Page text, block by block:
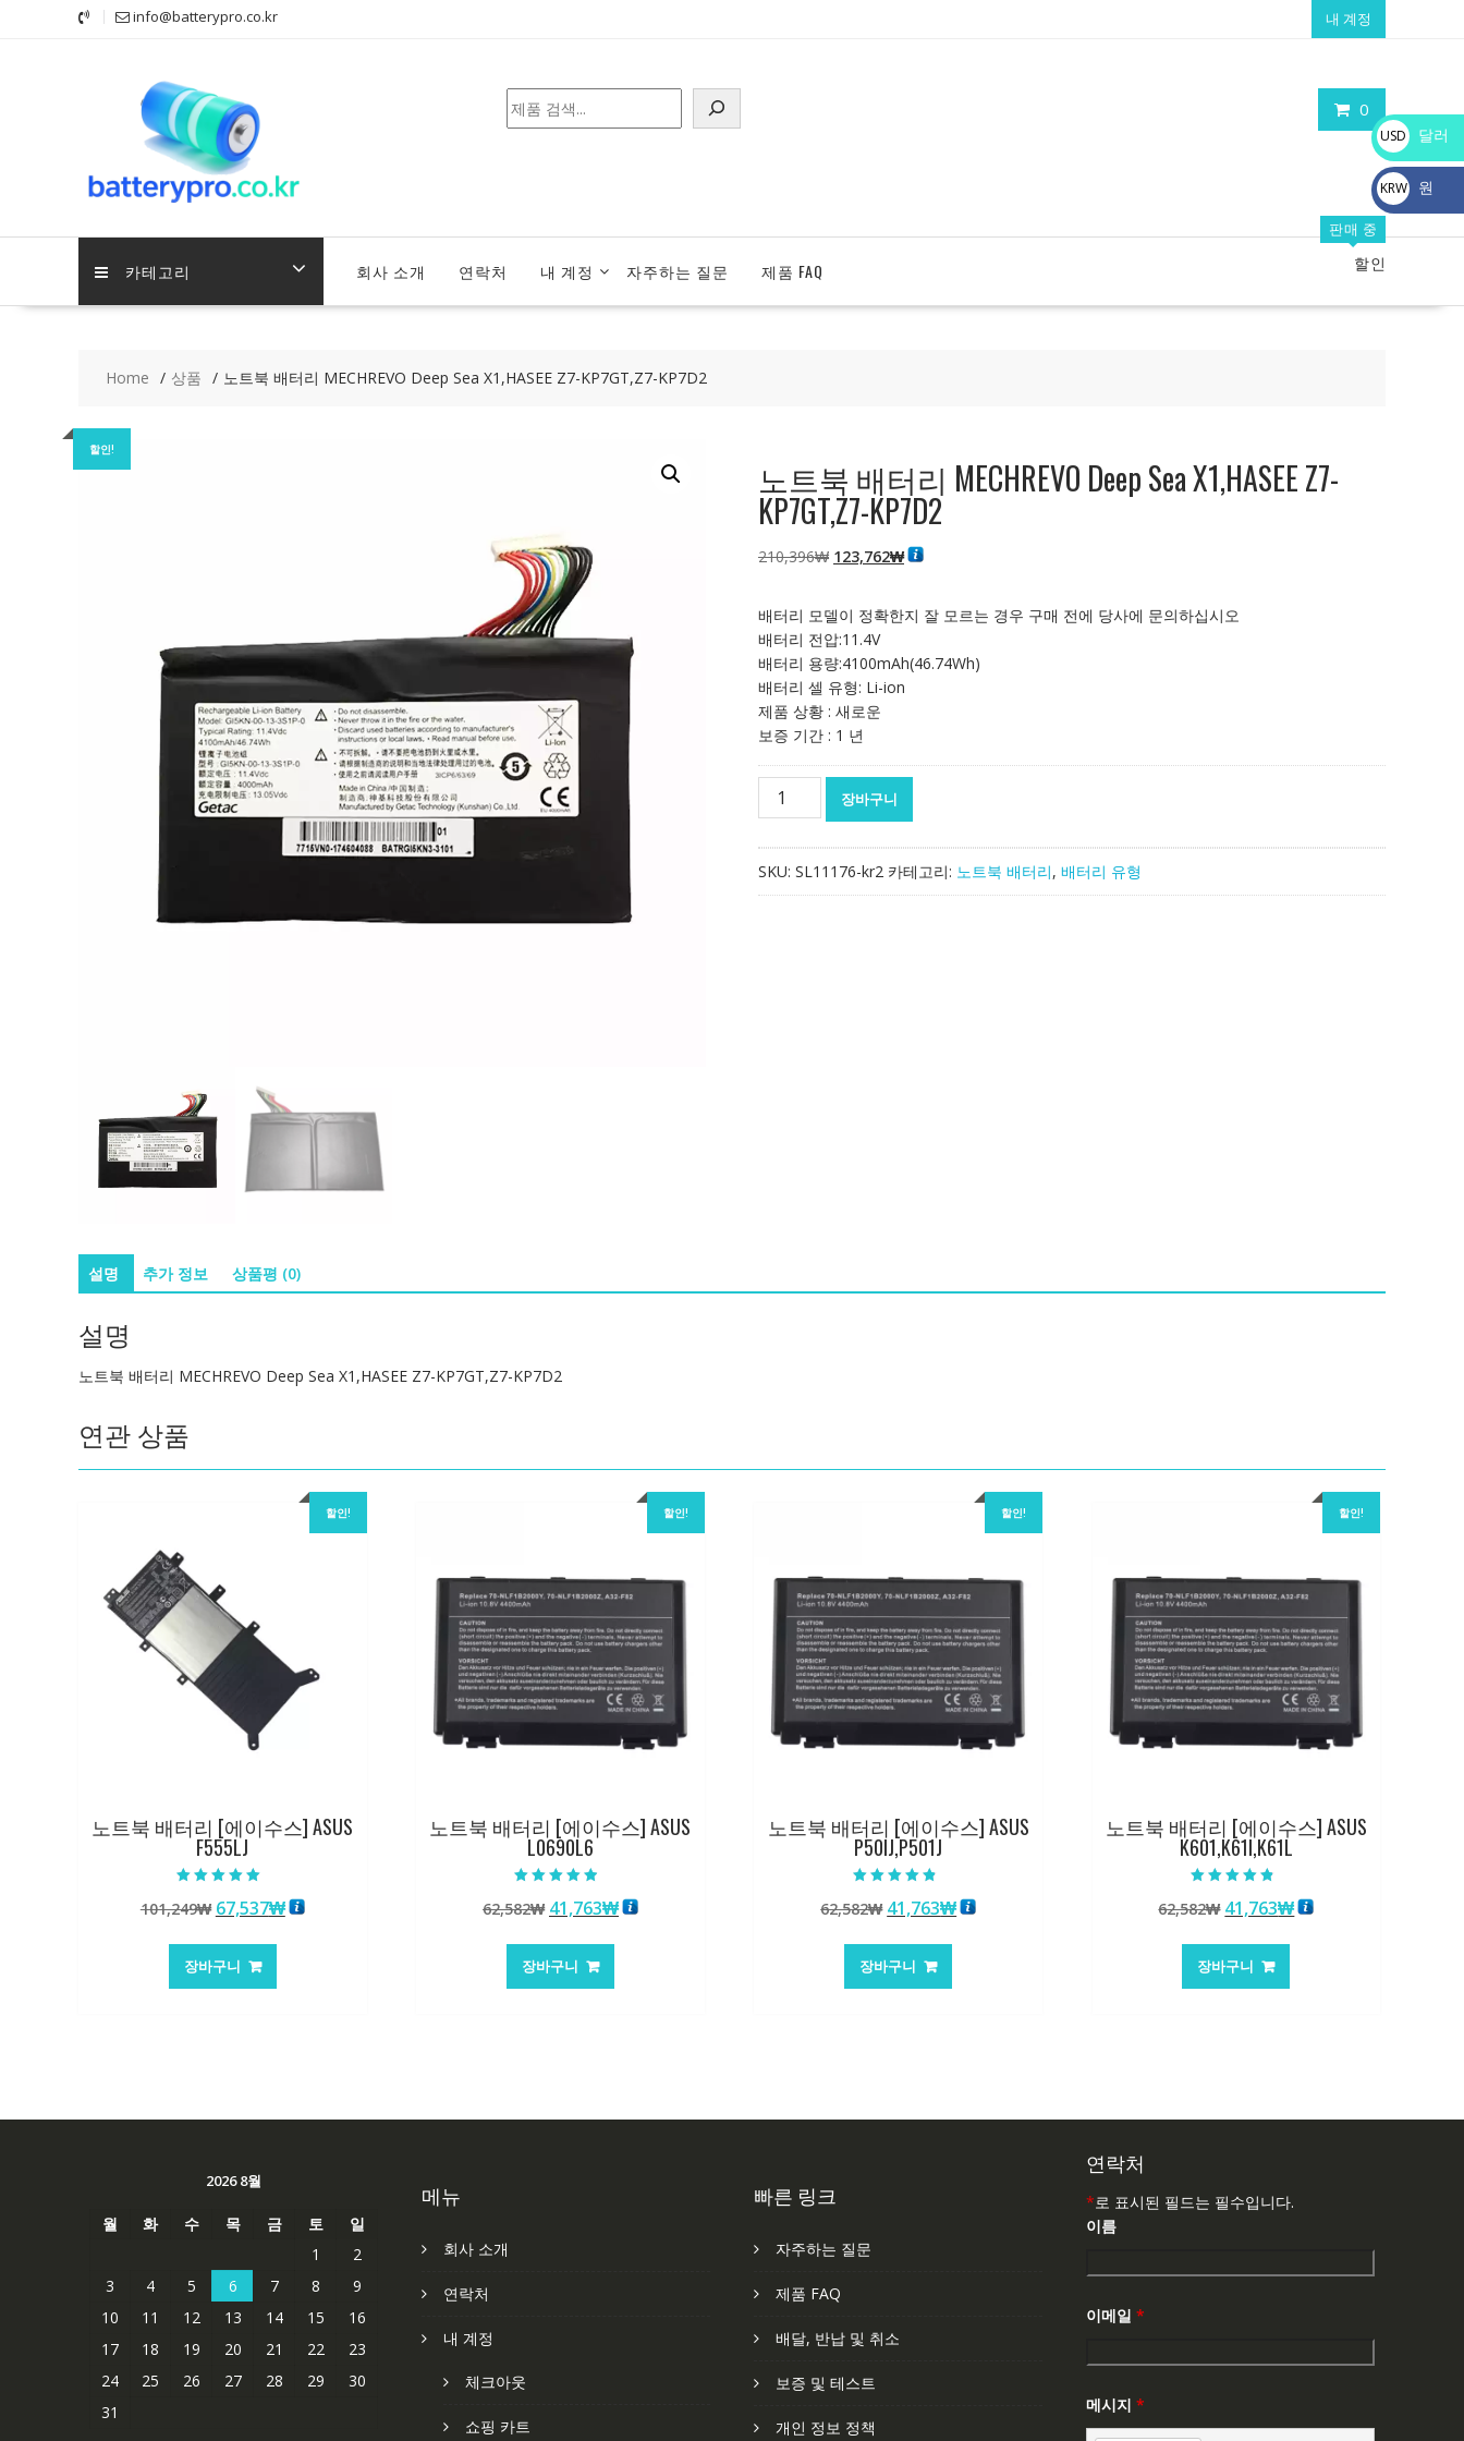
info@batterypro.co.kr 내 계정
0
검
색
카테고리 회사 소개 연락처 내 계정 자주하는 질문 제품 FAQ
판매 중
할인
Home 상품 노트북 배터리 MECHREVO Deep Sea X1,HASEE Z7-KP7GT,Z7-KP7D2
할인!
노트북 배터리 MECHREVO Deep Sea X1,HASEE Z7-
KP7GT,Z7-KP7D2
210,396₩ 원
격:
210,396₩
123,762₩현
격:
배터리 모델이 정확한지 잘 모르는 경우 구매 전에 당사에 문의하십시오
배터리 전압:11.4V
배터리 용량:4100mAh(46.74Wh)
배터리 셀 유형: Li-ion
제품 상황 : 새로운
보증 기간 : 1 년
터
장바구니
SKU: SL11176-kr2 카테고리: 노트북 배터리, 배터리 유형
설명 추가 정보 상품평 (0)
설명
노트북 배터리 MECHREVO Deep Sea X1,HASEE Z7-KP7GT,Z7-KP7D2
연관 상품
할인!
노트북 배터리 [에이수스] ASUS
F555LJ
5.00
로 평가됨
101,249₩ 원
가
격:
67,537₩현
장바구니
할인!
노트북 배터리 [에이수스] ASUS
L0690L6
4.50
로 평가됨
62,582₩ 원
가
격:
41,763₩현
장바구니
할인!
노트북 배터리 [에이수스] ASUS
P50IJ,P501J
4.50
로 평가됨
62,582₩ 원
가
격:
41,763₩현
장바구니
할인!
노트북 배터리 [에이수스] ASUS
K601,K61I,K61L
4.50
로 평가됨
62,582₩ 원
가
격:
41,763₩현
장바구니
2026 8월
월 화 수 목 금 토
일
1
2
3
4 5 6 7 8
9
10
11 12 13 14 15
16
17
18 19 20 21 22
23
24
25 26 27 28 29
30
31
메뉴
회사 소개
연락처
내 계정
체크아웃
쇼핑 카트
빠른 링크
자주하는 질문
제품 FAQ
배달, 반납 및 취소
보증 및 테스트
개인 정보 정책
연락처
*로 표시된 필드는 필수입니다.
이름
이메일 *
메시지 *
USD
$
달러
KRW
₩
원